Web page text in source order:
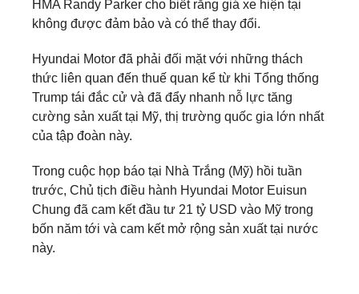
HMA Randy Parker cho biết rằng giá xe hiện tại
không được đảm bảo và có thể thay đổi.
Hyundai Motor đã phải đối mặt với những thách
thức liên quan đến thuế quan kể từ khi Tổng thống
Trump tái đắc cử và đã đẩy nhanh nỗ lực tăng
cường sản xuất tại Mỹ, thị trường quốc gia lớn nhất
của tập đoàn này.
Trong cuộc họp báo tại Nhà Trắng (Mỹ) hồi tuần
trước, Chủ tịch điều hành Hyundai Motor Euisun
Chung đã cam kết đầu tư 21 tỷ USD vào Mỹ trong
bốn năm tới và cam kết mở rộng sản xuất tại nước
này.